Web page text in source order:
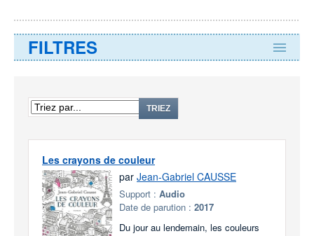
FILTRES
TRIEZ
Les crayons de couleur
par Jean-Gabriel CAUSSE
Support : Audio
Date de parution : 2017
Du jour au lendemain, les couleurs